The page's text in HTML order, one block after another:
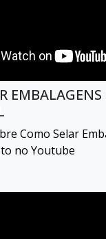
EMBALAGENS
Como Selar
no Youtube